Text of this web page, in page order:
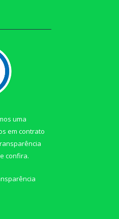
uma
em contrato
confira.